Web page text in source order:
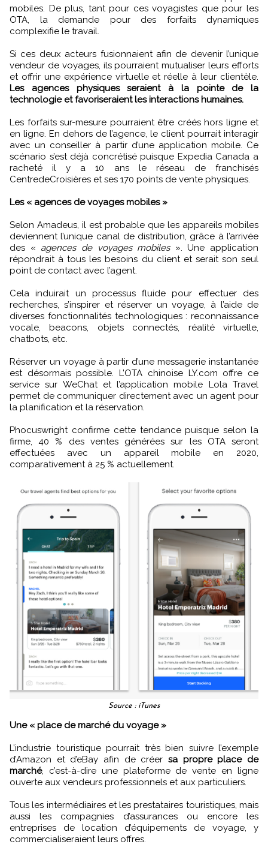
mobiles. De plus, tant pour ces voyagistes que pour les
OTA, la demande pour des forfaits dynamiques
complexifie le travail.
Si ces deux acteurs fusionnaient afin de devenir l’unique
vendeur de voyages, ils pourraient mutualiser leurs efforts
et offrir une expérience virtuelle et réelle à leur clientèle.
Les agences physiques seraient à la pointe de la
technologie et favoriseraient les interactions humaines.
Les forfaits sur-mesure pourraient être créés hors ligne et
en ligne. En dehors de l’agence, le client pourrait interagir
avec un conseiller à partir d’une application mobile. Ce
scénario s’est déjà concrétisé puisque Expedia Canada a
racheté il y a 10 ans le réseau de franchisés
CentredeCroisières et ses 170 points de vente physiques.
Les « agences de voyages mobiles »
Selon Amadeus, il est probable que les appareils mobiles
deviennent l’unique canal de distribution, grâce à l’arrivée
des « agences de voyages mobiles ». Une application
répondrait à tous les besoins du client et serait son seul
point de contact avec l’agent.
Cela induirait un processus fluide pour effectuer des
recherches, s’inspirer et réserver un voyage, à l’aide de
diverses fonctionnalités technologiques : reconnaissance
vocale, beacons, objets connectés, réalité virtuelle,
chatbots, etc.
Réserver un voyage à partir d’une messagerie instantanée
est désormais possible. L’OTA chinoise LY.com offre ce
service sur WeChat et l’application mobile Lola Travel
permet de communiquer directement avec un agent pour
la planification et la réservation.
Phocuswright confirme cette tendance puisque selon la
firme, 40 % des ventes générées sur les OTA seront
effectuées avec un appareil mobile en 2020,
comparativement à 25 % actuellement.
Source : iTunes
Une « place de marché du voyage »
L’industrie touristique pourrait très bien suivre l’exemple
d’Amazon et d’eBay afin de créer sa propre place de
marché, c’est-à-dire une plateforme de vente en ligne
ouverte aux vendeurs professionnels et aux particuliers.
Tous les intermédiaires et les prestataires touristiques, mais
aussi les compagnies d’assurances ou encore les
entreprises de location d’équipements de voyage, y
commercialiseraient leurs offres.